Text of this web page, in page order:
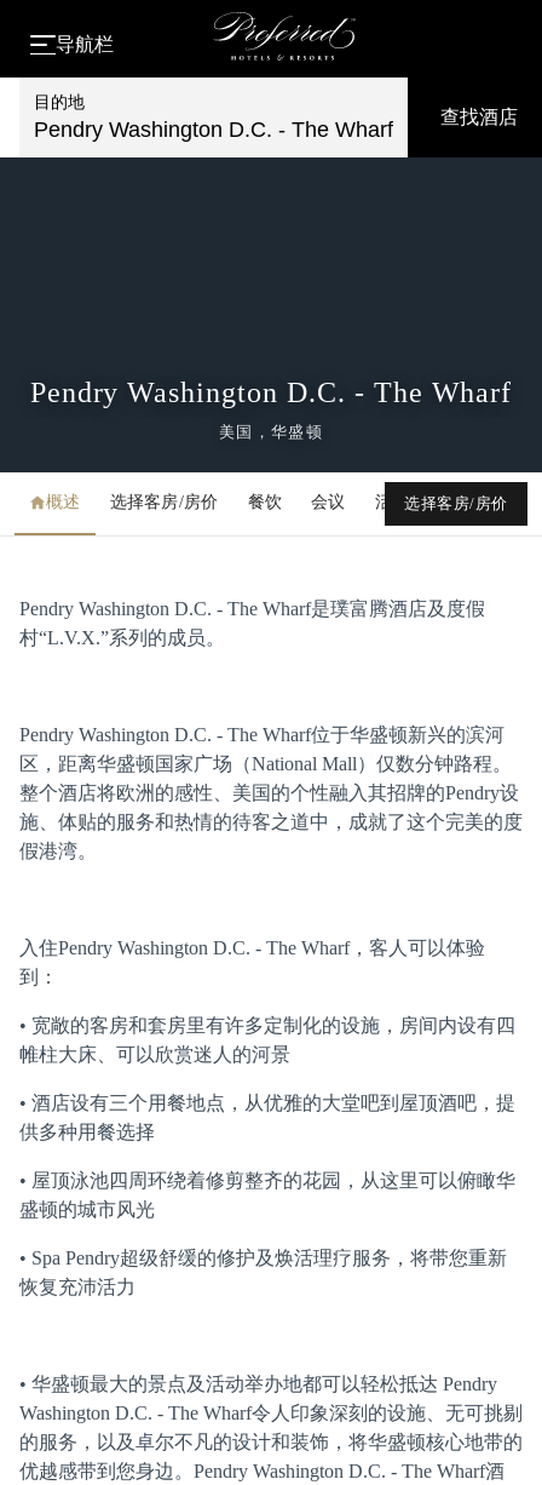
导航栏
目的地
Pendry Washington D.C. - The Wharf
查找酒店
Pendry Washington D.C. - The Wharf
美国，华盛顿
概述 选择客房/房价 餐饮 会议 活动 媒体库
选择客房/房价
Pendry Washington D.C. - The Wharf是璞富腾酒店及度假
村“L.V.X.”系列的成员。
Pendry Washington D.C. - The Wharf位于华盛顿新兴的滨河
区，距离华盛顿国家广场（National Mall）仅数分钟路程。
整个酒店将欧洲的感性、美国的个性融入其招牌的Pendry设
施、体贴的服务和热情的待客之道中，成就了这个完美的度
假港湾。
入住Pendry Washington D.C. - The Wharf，客人可以体验
到：
• 宽敞的客房和套房里有许多定制化的设施，房间内设有四
帷柱大床、可以欣赏迷人的河景
• 酒店设有三个用餐地点，从优雅的大堂吧到屋顶酒吧，提
供多种用餐选择
• 屋顶泳池四周环绕着修剪整齐的花园，从这里可以俯瞰华
盛顿的城市风光
• Spa Pendry超级舒缓的修护及焕活理疗服务，将带您重新
恢复充沛活力
• 华盛顿最大的景点及活动举办地都可以轻松抵达 Pendry
Washington D.C. - The Wharf令人印象深刻的设施、无可挑剔
的服务，以及卓尔不凡的设计和装饰，将华盛顿核心地带的
优越感带到您身边。Pendry Washington D.C. - The Wharf酒